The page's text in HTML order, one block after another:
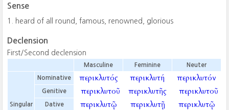
Sense
heard of all round, famous, renowned, glorious
Declension
First/Second declension
Masculine Feminine Neuter
Singular
Nominative περικλυτός περικλυτή περικλυτόν
Genitive περικλυτοῦ περικλυτῆς περικλυτοῦ
Dative περικλυτῷ περικλυτῇ περικλυτῷ